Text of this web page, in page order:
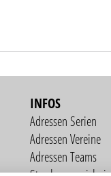
INFOS
Adressen Serien
Adressen Vereine
Adressen Teams